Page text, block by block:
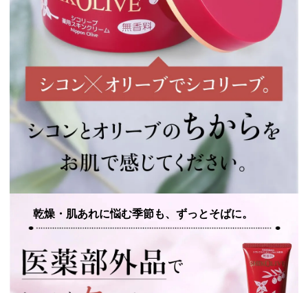
乾燥・肌あれに悩む季節も、ずっとそばに。